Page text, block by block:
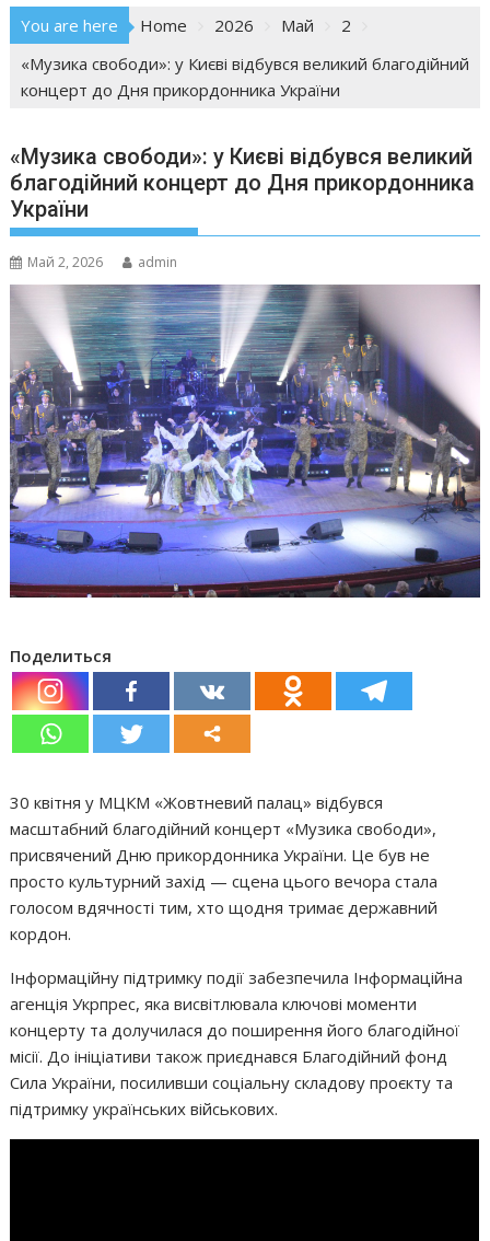
You are here Home 2026 Май
2
«Музика свободи»: у Києві відбувся великий благодійний
концерт до Дня прикордонника України
«Музика свободи»: у Києві відбувся великий
благодійний концерт до Дня прикордонника
України
Май 2, 2026 admin
Поделиться
30 квітня у МЦКМ «Жовтневий палац» відбувся
масштабний благодійний концерт «Музика свободи»,
присвячений Дню прикордонника України. Це був не
просто культурний захід — сцена цього вечора стала
голосом вдячності тим, хто щодня тримає державний
кордон.
Інформаційну підтримку події забезпечила Інформаційна
агенція Укрпрес, яка висвітлювала ключові моменти
концерту та долучилася до поширення його благодійної
місії. До ініціативи також приєднався Благодійний фонд
Сила України, посиливши соціальну складову проєкту та
підтримку українських військових.